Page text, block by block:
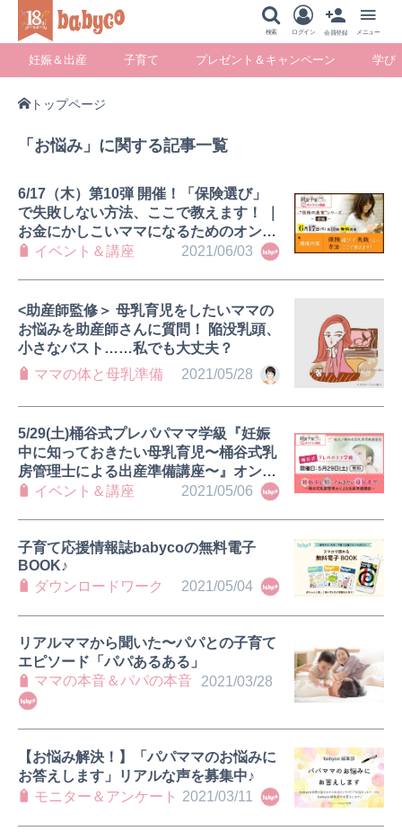
検索 ログイン 会員登録 メニュー
妊娠＆出産 子育て プレゼント＆キャンペーン 学び
トップページ
「お悩み」に関する記事一覧
2021/06/03
6/17（木）第10弾 開催！「保険選び」
で失敗しない方法、ここで教えます！ ｜
お金にかしこいママになるためのオンラ
イン講座
イベント＆講座
2021/05/28
<助産師監修＞ 母乳育児をしたいママの
お悩みを助産師さんに質問！ 陥没乳頭、
小さなバスト……私でも大丈夫？
ママの体と母乳準備
2021/05/06
5/29(土)桶谷式プレパパママ学級『妊娠
中に知っておきたい母乳育児〜桶谷式乳
房管理士による出産準備講座〜』オンラ
インで無料開催！
イベント＆講座
2021/05/04
子育て応援情報誌babycoの無料電子
BOOK♪
ダウンロードワーク
2021/03/28
リアルママから聞いた〜パパとの子育て
エピソード「パパあるある」
ママの本音＆パパの本音
2021/03/11
【お悩み解決！】「パパママのお悩みに
お答えします」リアルな声を募集中♪
モニター＆アンケート
ャンペーン
暮らし